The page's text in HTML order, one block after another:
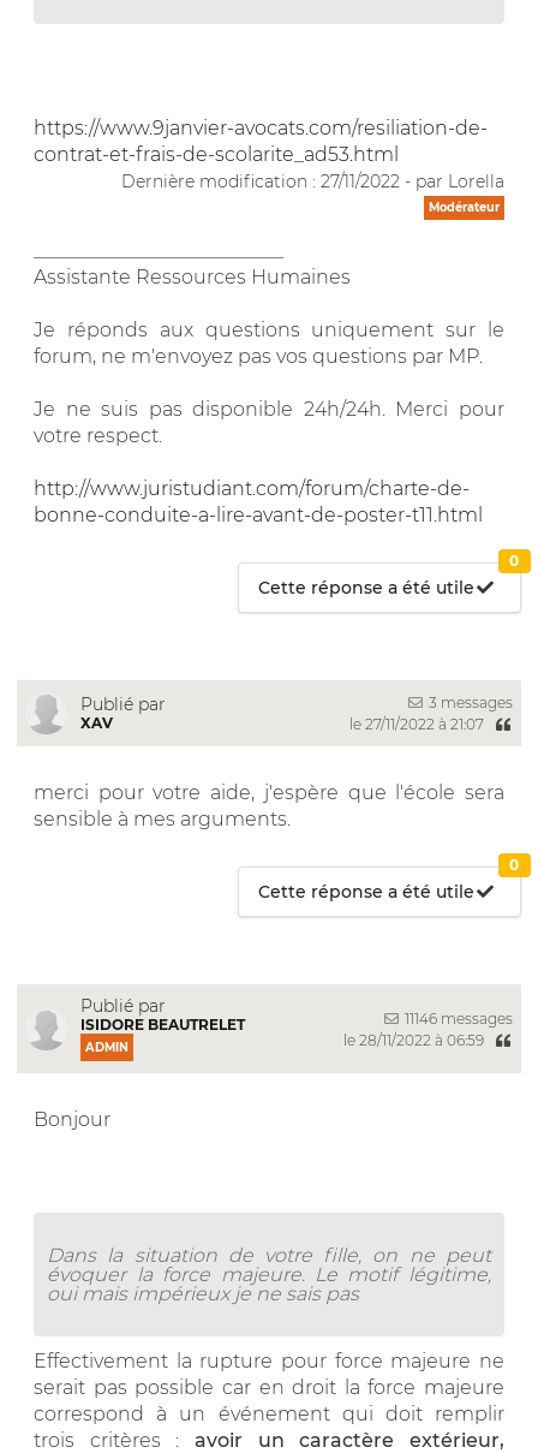
https://www.9janvier-avocats.com/resiliation-de-
contrat-et-frais-de-scolarite_ad53.html
Dernière modification : 27/11/2022 - par Lorella
Modérateur
Assistante Ressources Humaines
Je réponds aux questions uniquement sur le
forum, ne m'envoyez pas vos questions par MP.
Je ne suis pas disponible 24h/24h. Merci pour
votre respect.
http://www.juristudiant.com/forum/charte-de-
bonne-conduite-a-lire-avant-de-poster-t11.html
Cette réponse a été utile
0
Publié par
XAV
3 messages
le 27/11/2022 à 21:07
merci pour votre aide, j'espère que l'école sera
sensible à mes arguments.
Cette réponse a été utile
0
Publié par
ISIDORE BEAUTRELET
ADMIN
11146 messages
le 28/11/2022 à 06:59
Bonjour
Dans la situation de votre fille, on ne peut
évoquer la force majeure. Le motif légitime,
oui mais impérieux je ne sais pas
Effectivement la rupture pour force majeure ne
serait pas possible car en droit la force majeure
correspond à un événement qui doit remplir
trois critères : avoir un caractère extérieur,